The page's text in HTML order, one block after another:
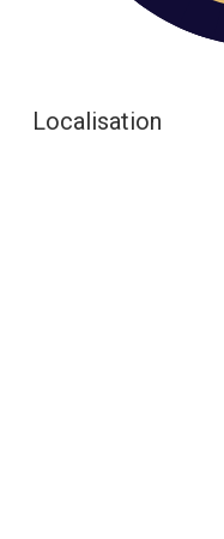
Localisation